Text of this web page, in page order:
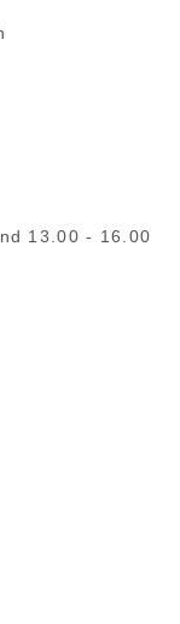
13.00 - 16.00